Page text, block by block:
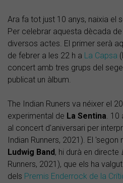
Ara fa tot just 10 anys, naixia el
Per celebrar aquesta dècada
diversos actes. El primer serà
de febrer a les 22 h a La Capsa
concert amb tres grups del
publicat un àlbum.
The Indian Runers va néixer el
experimental de La Sentina. 10
al concert d'aniversari per
Indian Runners, 2021). El
Ludwig Band , hi durà en directe
Runners, 2021), que els ha
dels Premis Enderrock de la